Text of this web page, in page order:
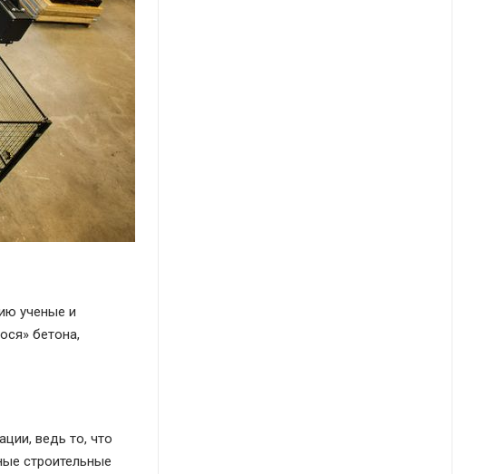
ученые и
бетона,
ведь то, что
строительные